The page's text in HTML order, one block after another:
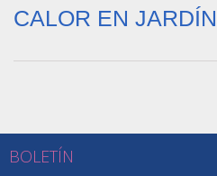
CALOR EN JARDÍN
BOLETÍN